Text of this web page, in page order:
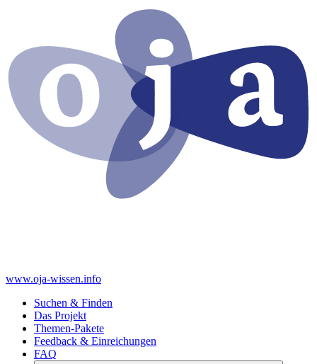
www.oja-wissen.info
Suchen & Finden
Das Projekt
Themen-Pakete
Feedback & Einreichungen
FAQ